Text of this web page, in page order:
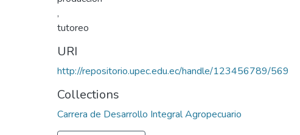
,
tutoreo
URI
http://repositorio.upec.edu.ec/handle/123456789/569
Collections
Carrera de Desarrollo Integral Agropecuario